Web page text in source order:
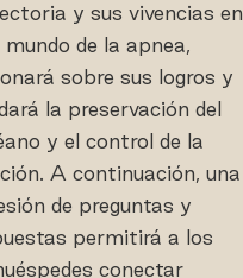
y sus vivencias en
mundo de la apnea,
sobre sus logros y
la preservación del
y el control de la
A continuación, una
de preguntas y
permitirá a los
conectar